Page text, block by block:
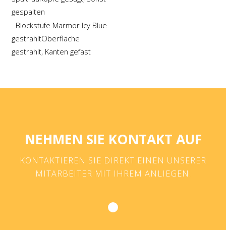
gespalten
Blockstufe Marmor Icy Blue
gestrahltOberfläche
gestrahlt, Kanten gefast
NEHMEN SIE KONTAKT AUF
KONTAKTIEREN SIE DIREKT EINEN UNSERER
MITARBEITER MIT IHREM ANLIEGEN.